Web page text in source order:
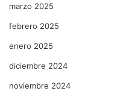
marzo 2025
febrero 2025
enero 2025
diciembre 2024
noviembre 2024